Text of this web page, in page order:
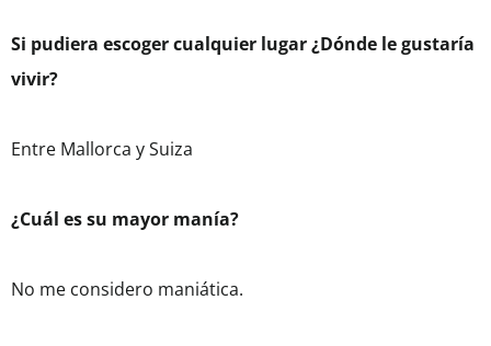
Si pudiera escoger cualquier lugar ¿Dónde le gustaría
vivir?
Entre Mallorca y Suiza
¿Cuál es su mayor manía?
No me considero maniática.